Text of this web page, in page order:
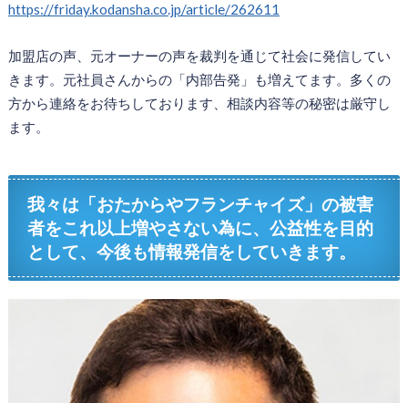
https://friday.kodansha.co.jp/article/262611
加盟店の声、元オーナーの声を裁判を通じて社会に発信してい
きます。元社員さんからの「内部告発」も増えてます。多くの
方から連絡をお待ちしております、相談内容等の秘密は厳守し
ます。
我々は「おたからやフランチャイズ」の被害
者をこれ以上増やさない為に、公益性を目的
として、今後も情報発信をしていきます。